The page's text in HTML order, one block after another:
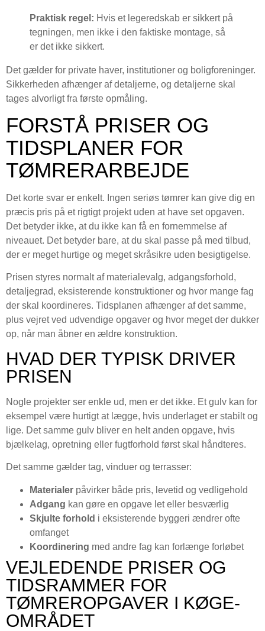
Praktisk regel: Hvis et legeredskab er sikkert på
tegningen, men ikke i den faktiske montage, så
er det ikke sikkert.
Det gælder for private haver, institutioner og boligforeninger.
Sikkerheden afhænger af detaljerne, og detaljerne skal
tages alvorligt fra første opmåling.
FORSTÅ PRISER OG
TIDSPLANER FOR
TØMRERARBEJDE
Det korte svar er enkelt. Ingen seriøs tømrer kan give dig en
præcis pris på et rigtigt projekt uden at have set opgaven.
Det betyder ikke, at du ikke kan få en fornemmelse af
niveauet. Det betyder bare, at du skal passe på med tilbud,
der er meget hurtige og meget skråsikre uden besigtigelse.
Prisen styres normalt af materialevalg, adgangsforhold,
detaljegrad, eksisterende konstruktioner og hvor mange fag
der skal koordineres. Tidsplanen afhænger af det samme,
plus vejret ved udvendige opgaver og hvor meget der dukker
op, når man åbner en ældre konstruktion.
HVAD DER TYPISK DRIVER
PRISEN
Nogle projekter ser enkle ud, men er det ikke. Et gulv kan for
eksempel være hurtigt at lægge, hvis underlaget er stabilt og
lige. Det samme gulv bliver en helt anden opgave, hvis
bjælkelag, opretning eller fugtforhold først skal håndteres.
Det samme gælder tag, vinduer og terrasser:
Materialer påvirker både pris, levetid og vedligehold
Adgang kan gøre en opgave let eller besværlig
Skjulte forhold i eksisterende byggeri ændrer ofte
omfanget
Koordinering med andre fag kan forlænge forløbet
VEJLEDENDE PRISER OG
TIDSRAMMER FOR
TØMREROPGAVER I KØGE-
OMRÅDET